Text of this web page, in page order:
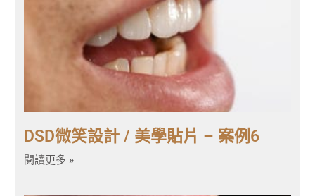
DSD微笑設計 / 美學貼片 – 案例6
閱讀更多 »